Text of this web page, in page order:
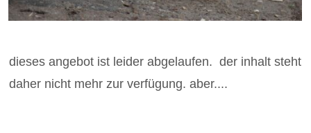
dieses angebot ist leider abgelaufen. der inhalt steht
daher nicht mehr zur verfügung. aber....